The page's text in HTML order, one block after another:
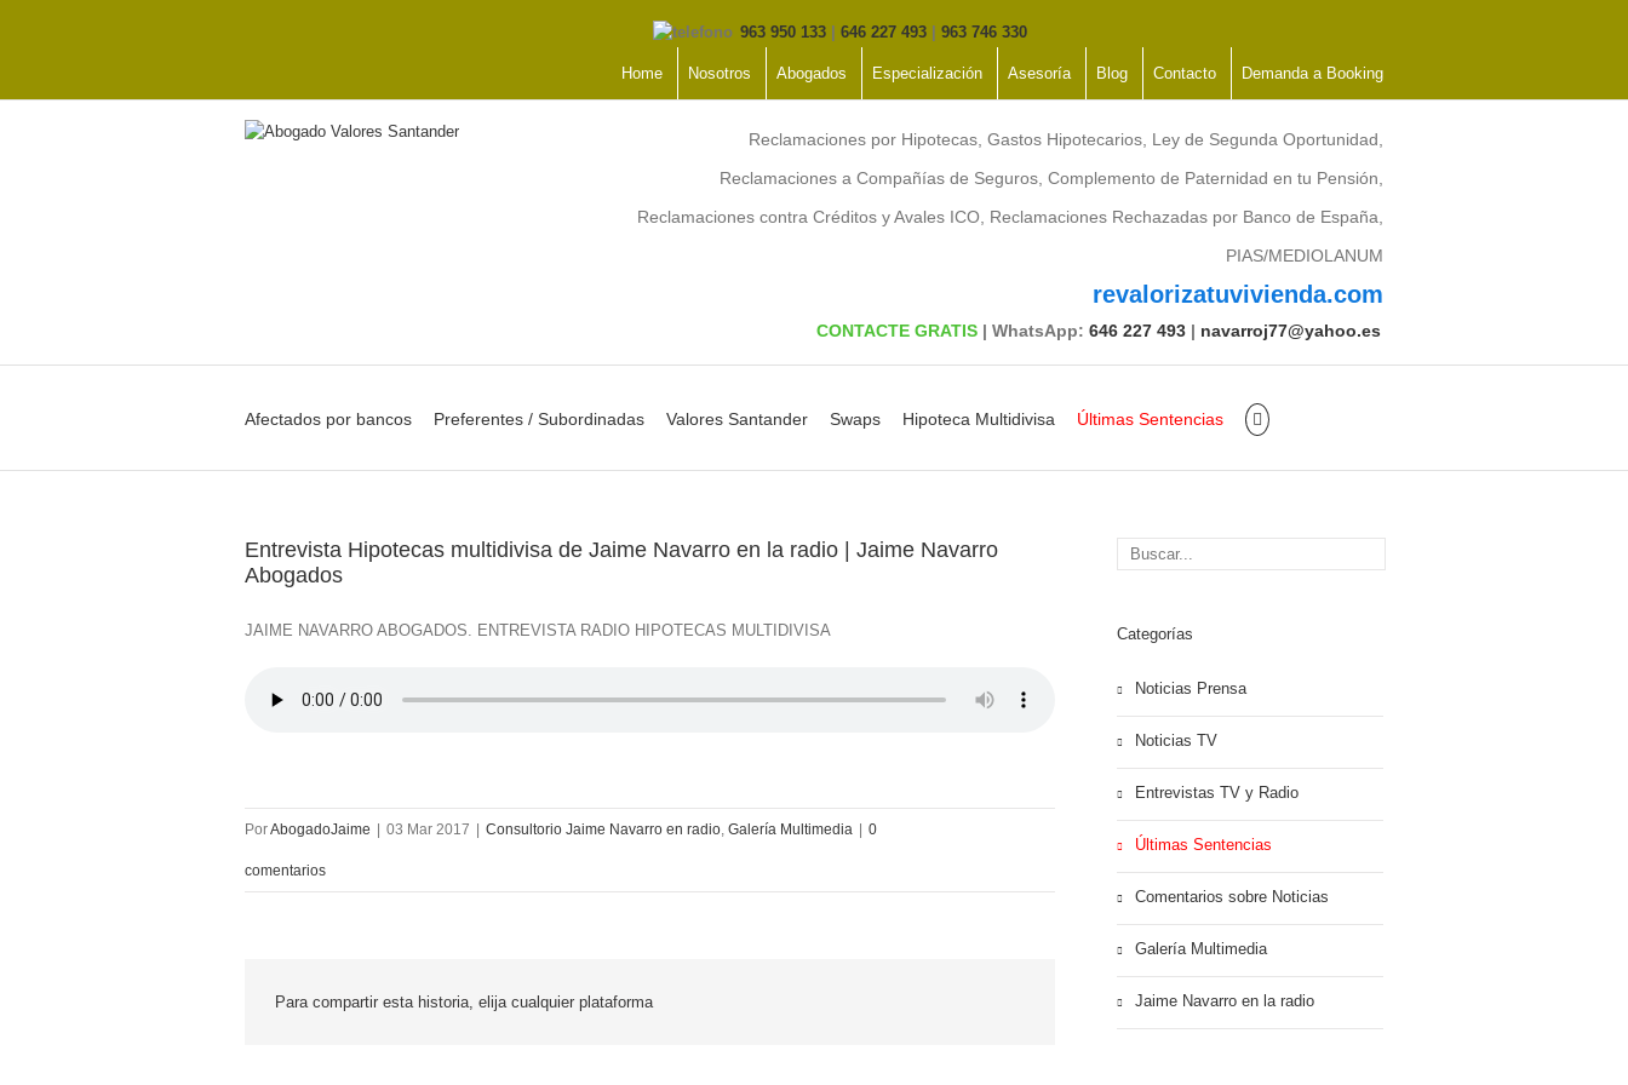
963 950 133 646 227 493 963 746 330
Home Nosotros Abogados Especialización Asesoría Blog Contacto Demanda a Booking
Reclamaciones por Hipotecas, Gastos Hipotecarios, Ley de Segunda Oportunidad,
Reclamaciones a Compañías de Seguros, Complemento de Paternidad en tu Pensión,
Reclamaciones contra Créditos y Avales ICO, Reclamaciones Rechazadas por Banco de España,
PIAS/MEDIOLANUM
revalorizatuvivienda.com
CONTACTE GRATIS | WhatsApp: 646 227 493 | navarroj77@yahoo.es
Afectados por bancos Preferentes / Subordinadas Valores Santander Swaps Hipoteca Multidivisa Últimas Sentencias
Entrevista Hipotecas multidivisa de Jaime Navarro en la radio | Jaime Navarro
Abogados
JAIME NAVARRO ABOGADOS. ENTREVISTA RADIO HIPOTECAS MULTIDIVISA
PorAbogadoJaime 03 Mar 2017 Consultorio Jaime Navarro en radio, Galería Multimedia 0
comentarios
Para compartir esta historia, elija cualquier plataforma
Categorías
Noticias Prensa
Noticias TV
Entrevistas TV y Radio
Últimas Sentencias
Comentarios sobre Noticias
Galería Multimedia
Jaime Navarro en la radio